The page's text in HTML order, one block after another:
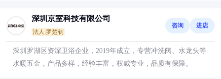
深圳京室科技有限公司
法人:罗楚钊
咨询 进店
深圳罗湖区资深卫浴企业，2019年成立，专营冲洗阀、水龙头等
水暖五金，产品多样，经验丰富，权威专业，品质有保障。